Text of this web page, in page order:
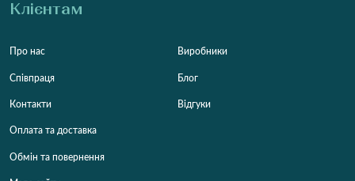
Клієнтам
Про нас
Співпраця
Контакти
Оплата та доставка
Обмін та повернення
Виробники
Блог
Відгуки